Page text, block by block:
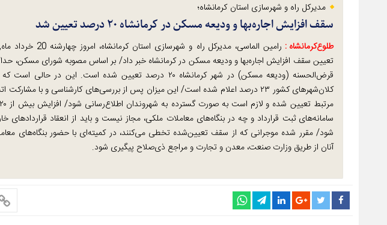
مدیرکل راه و شهرسازی استان کرمانشاه؛
سقف افزایش اجاره‌بها و ودیعه مسکن در کرمانشاه ۲۰ درصد تعیین شد
طلوع‌‌کرمانشاه :
رامین الماسی، مدیرکل
تعیین سقف افزایش اجاره‌بها و ودیعه مسکن در کرمانشاه خبر داد/ بر اساس مصوبه شورای مسکن،
قرض‌الحسنه (ودیعه مسکن) در شهر کرمانشاه ۲۰ درصد تعیین شده است.
کلان‌شهرهای کشور ۲۳ درصد اعلام شده است/ این میزان پس از بررسی‌های کارشناسی و با
سامانه‌های ثبت قرارداد و چه در بنگاه‌های معاملات ملکی، مجاز نیست و باید از انعقاد
شود/ مقرر شده موجرانی که از سقف تعیین‌شده تخطی می‌کنند، در کمیته‌ای با حضور بنگاه‌های
آنان از طریق وزارت صنعت، معدن و تجارت و مراجع ذی‌صلاح پیگیری شود.